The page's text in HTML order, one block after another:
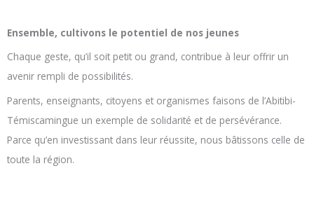
Ensemble, cultivons le potentiel de nos jeunes
Chaque geste, qu’il soit petit ou grand, contribue à leur offrir un
avenir rempli de possibilités.
Parents, enseignants, citoyens et organismes faisons de l’Abitibi-
Témiscamingue un exemple de solidarité et de persévérance.
Parce qu’en investissant dans leur réussite, nous bâtissons celle de
toute la région.